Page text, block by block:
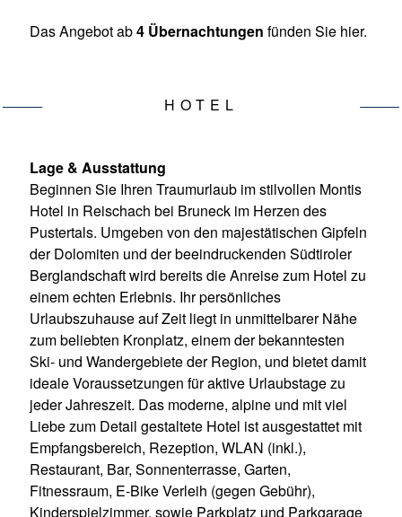
Das Angebot ab4 Übernachtungen fünden Sie hier.
HOTEL
Lage & Ausstattung
Beginnen Sie Ihren Traumurlaub im stilvollen Montis
Hotel in Reischach bei Bruneck im Herzen des
Pustertals. Umgeben von den majestätischen Gipfeln
der Dolomiten und der beeindruckenden Südtiroler
Berglandschaft wird bereits die Anreise zum Hotel zu
einem echten Erlebnis. Ihr persönliches
Urlaubszuhause auf Zeit liegt in unmittelbarer Nähe
zum beliebten Kronplatz, einem der bekanntesten
Ski- und Wandergebiete der Region, und bietet damit
ideale Voraussetzungen für aktive Urlaubstage zu
jeder Jahreszeit. Das moderne, alpine und mit viel
Liebe zum Detail gestaltete Hotel ist ausgestattet mit
Empfangsbereich, Rezeption, WLAN (inkl.),
Restaurant, Bar, Sonnenterrasse, Garten,
Fitnessraum, E-Bike Verleih (gegen Gebühr),
Kinderspielzimmer, sowie Parkplatz und Parkgarage